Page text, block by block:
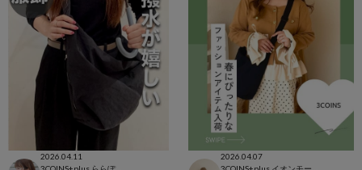
2026.04.11
2026.04.07